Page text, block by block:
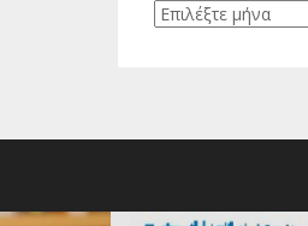
Ιστορικό